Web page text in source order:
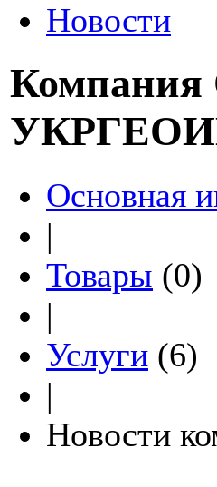
Новости
Компания
Основная
|
Товары (0)
|
Услуги (6)
|
Новости